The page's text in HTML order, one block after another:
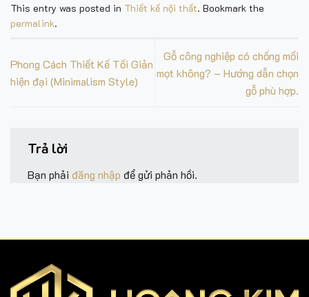
This entry was posted in Thiết kế nội thất. Bookmark the
permalink.
Phong Cách Thiết Kế Tối Giản
hiện đại (Minimalism Style)
Gỗ công nghiệp có chống mối
mọt không? – Hướng dẫn chọn
gỗ phù hợp.
Trả lời
Bạn phải đăng nhập để gửi phản hồi.